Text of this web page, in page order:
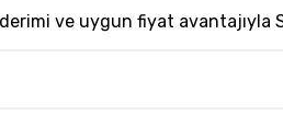
ve uygun fiyat avantajıyla